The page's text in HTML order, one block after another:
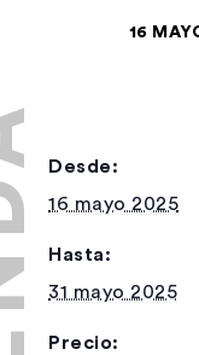
16
Desde:
16 mayo 2025
Hasta:
31 mayo 2025
Precio: